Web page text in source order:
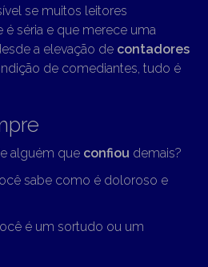
se muitos leitores
é séria e que merece uma
a elevação de contadores
de comediantes, tudo é
alguém que confiou demais?
sabe como é doloroso e
é um sortudo ou um